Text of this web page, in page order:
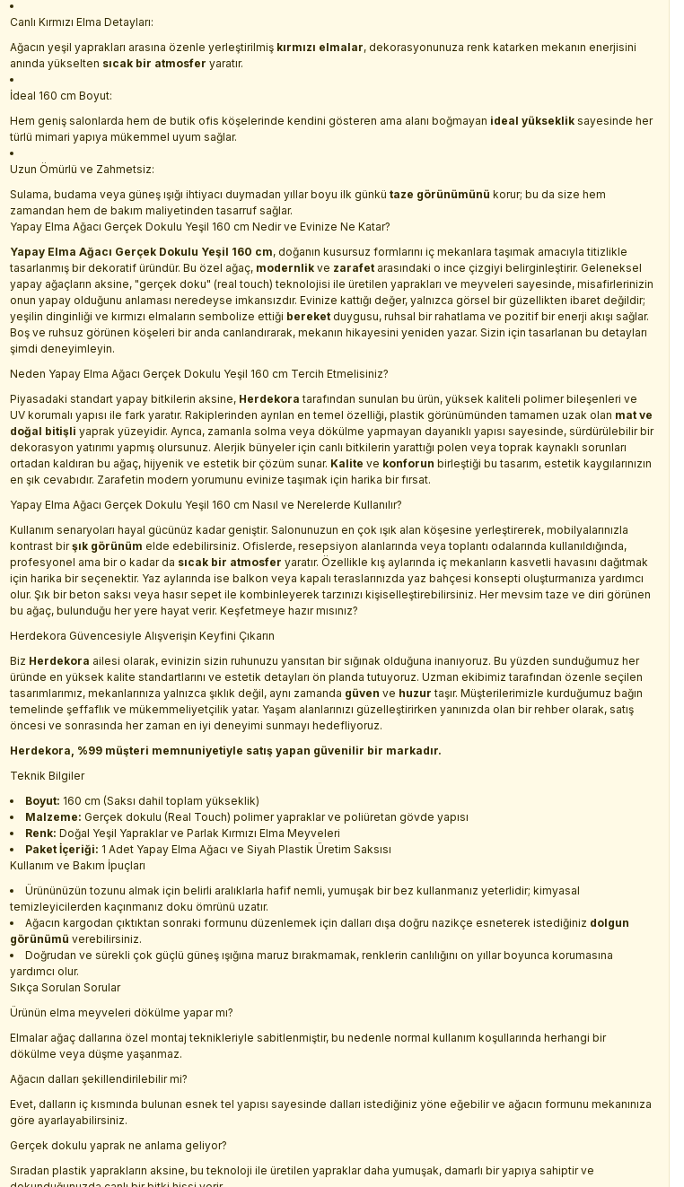
Canlı Kırmızı Elma Detayları:
Ağacın yeşil yaprakları arasına özenle yerleştirilmiş kırmızı elmalar, dekorasyonunuza renk katarken mekanın enerjisini
anında yükselten sıcak bir atmosfer yaratır.
İdeal 160 cm Boyut:
Hem geniş salonlarda hem de butik ofis köşelerinde kendini gösteren ama alanı boğmayan ideal yükseklik sayesinde her
türlü mimari yapıya mükemmel uyum sağlar.
Uzun Ömürlü ve Zahmetsiz:
Sulama, budama veya güneş ışığı ihtiyacı duymadan yıllar boyu ilk günkü taze görünümünü korur; bu da size hem
zamandan hem de bakım maliyetinden tasarruf sağlar.
Yapay Elma Ağacı Gerçek Dokulu Yeşil 160 cm Nedir ve Evinize Ne Katar?
Yapay Elma Ağacı Gerçek Dokulu Yeşil 160 cm, doğanın kusursuz formlarını iç mekanlara taşımak amacıyla titizlikle
tasarlanmış bir dekoratif üründür. Bu özel ağaç, modernlik ve zarafet arasındaki o ince çizgiyi belirginleştirir. Geleneksel
yapay ağaçların aksine, "gerçek doku" (real touch) teknolojisi ile üretilen yaprakları ve meyveleri sayesinde, misafirlerinizin
onun yapay olduğunu anlaması neredeyse imkansızdır. Evinize kattığı değer, yalnızca görsel bir güzellikten ibaret değildir;
yeşilin dinginliği ve kırmızı elmaların sembolize ettiği bereket duygusu, ruhsal bir rahatlama ve pozitif bir enerji akışı sağlar.
Boş ve ruhsuz görünen köşeleri bir anda canlandırarak, mekanın hikayesini yeniden yazar. Sizin için tasarlanan bu detayları
şimdi deneyimleyin.
Neden Yapay Elma Ağacı Gerçek Dokulu Yeşil 160 cm Tercih Etmelisiniz?
Piyasadaki standart yapay bitkilerin aksine, Herdekora tarafından sunulan bu ürün, yüksek kaliteli polimer bileşenleri ve
UV korumalı yapısı ile fark yaratır. Rakiplerinden ayrılan en temel özelliği, plastik görünümünden tamamen uzak olan mat ve
doğal bitişli yaprak yüzeyidir. Ayrıca, zamanla solma veya dökülme yapmayan dayanıklı yapısı sayesinde, sürdürülebilir bir
dekorasyon yatırımı yapmış olursunuz. Alerjik bünyeler için canlı bitkilerin yarattığı polen veya toprak kaynaklı sorunları
ortadan kaldıran bu ağaç, hijyenik ve estetik bir çözüm sunar. Kalite ve konforun birleştiği bu tasarım, estetik kaygılarınızın
en şık cevabıdır. Zarafetin modern yorumunu evinize taşımak için harika bir fırsat.
Yapay Elma Ağacı Gerçek Dokulu Yeşil 160 cm Nasıl ve Nerelerde Kullanılır?
Kullanım senaryoları hayal gücünüz kadar geniştir. Salonunuzun en çok ışık alan köşesine yerleştirerek, mobilyalarınızla
kontrast birşık görünüm elde edebilirsiniz. Ofislerde, resepsiyon alanlarında veya toplantı odalarında kullanıldığında,
profesyonel ama bir o kadar da sıcak bir atmosfer yaratır. Özellikle kış aylarında iç mekanların kasvetli havasını dağıtmak
için harika bir seçenektir. Yaz aylarında ise balkon veya kapalı teraslarınızda yaz bahçesi konsepti oluşturmanıza yardımcı
olur. Şık bir beton saksı veya hasır sepet ile kombinleyerek tarzınızı kişiselleştirebilirsiniz. Her mevsim taze ve diri görünen
bu ağaç, bulunduğu her yere hayat verir. Keşfetmeye hazır mısınız?
Herdekora Güvencesiyle Alışverişin Keyfini Çıkarın
Biz Herdekora ailesi olarak, evinizin sizin ruhunuzu yansıtan bir sığınak olduğuna inanıyoruz. Bu yüzden sunduğumuz her
üründe en yüksek kalite standartlarını ve estetik detayları ön planda tutuyoruz. Uzman ekibimiz tarafından özenle seçilen
tasarımlarımız, mekanlarınıza yalnızca şıklık değil, aynı zamanda güven ve huzur taşır. Müşterilerimizle kurduğumuz bağın
temelinde şeffaflık ve mükemmeliyetçilik yatar. Yaşam alanlarınızı güzelleştirirken yanınızda olan bir rehber olarak, satış
öncesi ve sonrasında her zaman en iyi deneyimi sunmayı hedefliyoruz.
Herdekora, %99 müşteri memnuniyetiyle satış yapan güvenilir bir markadır.
Teknik Bilgiler
Boyut: 160 cm (Saksı dahil toplam yükseklik)
Malzeme: Gerçek dokulu (Real Touch) polimer yapraklar ve poliüretan gövde yapısı
Renk: Doğal Yeşil Yapraklar ve Parlak Kırmızı Elma Meyveleri
Paket İçeriği: 1 Adet Yapay Elma Ağacı ve Siyah Plastik Üretim Saksısı
Kullanım ve Bakım İpuçları
Ürününüzün tozunu almak için belirli aralıklarla hafif nemli, yumuşak bir bez kullanmanız yeterlidir; kimyasal
temizleyicilerden kaçınmanız doku ömrünü uzatır.
Ağacın kargodan çıktıktan sonraki formunu düzenlemek için dalları dışa doğru nazikçe esneterek istediğiniz dolgun
görünümü verebilirsiniz.
Doğrudan ve sürekli çok güçlü güneş ışığına maruz bırakmamak, renklerin canlılığını on yıllar boyunca korumasına
yardımcı olur.
Sıkça Sorulan Sorular
Ürünün elma meyveleri dökülme yapar mı?
Elmalar ağaç dallarına özel montaj teknikleriyle sabitlenmiştir, bu nedenle normal kullanım koşullarında herhangi bir
dökülme veya düşme yaşanmaz.
Ağacın dalları şekillendirilebilir mi?
Evet, dalların iç kısmında bulunan esnek tel yapısı sayesinde dalları istediğiniz yöne eğebilir ve ağacın formunu mekanınıza
göre ayarlayabilirsiniz.
Gerçek dokulu yaprak ne anlama geliyor?
Sıradan plastik yaprakların aksine, bu teknoloji ile üretilen yapraklar daha yumuşak, damarlı bir yapıya sahiptir ve